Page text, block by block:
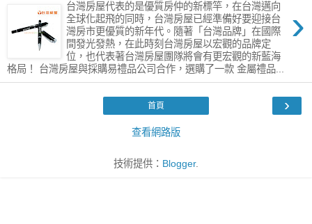
›
台灣房屋代表的是優質房仲的新標竿，在台灣邁向
全球化起飛的同時，台灣房屋已經準備好要迎接台
灣房市更優質的新年代。隨著「台灣品牌」在國際
間發光發熱，在此時刻台灣房屋以宏觀的品牌定
位，也代表著台灣房屋團隊將會有更宏觀的新藍海
格局！ 台灣房屋與採購易禮品公司合作，選購了一款 金屬禮品...
›
首頁
查看網路版
技術提供： Blogger.